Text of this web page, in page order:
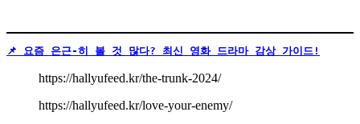
📌 요즘 은근-히 볼 것 많다? 최신 영화 드라마 감상 가이드!
https://hallyufeed.kr/the-trunk-2024/
https://hallyufeed.kr/love-your-enemy/